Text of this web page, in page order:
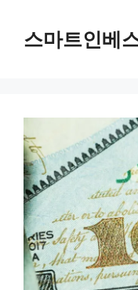
스마트인베